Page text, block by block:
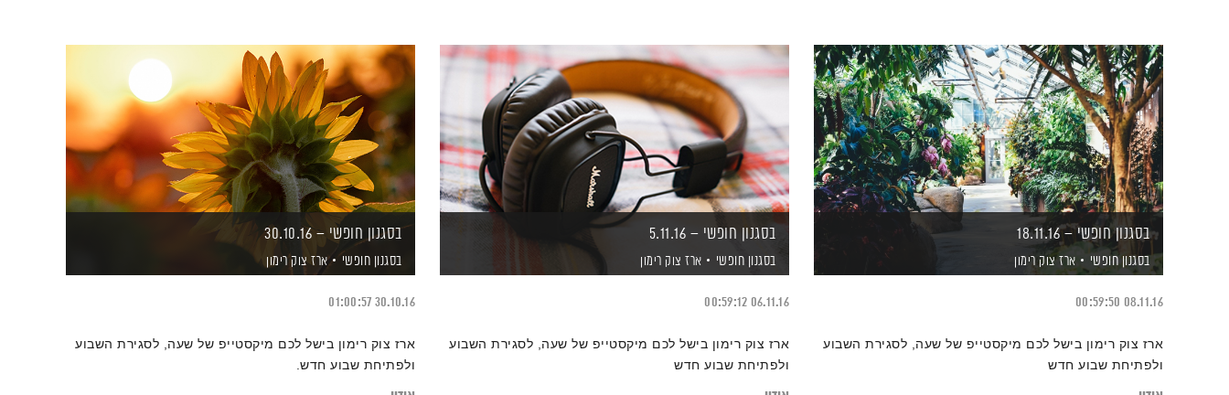
בסגנון חופשי – 18.11.16
בסגנון חופשי ארז צוק רימון
08.11.16
00:59:50
ארז צוק רימון בישל לכם מיקסטייפ של שעה, לסגירת השבוע
ולפתיחת שבוע חדש
בסגנון חופשי – 5.11.16
בסגנון חופשי ארז צוק רימון
06.11.16
00:59:12
ארז צוק רימון בישל לכם מיקסטייפ של שעה, לסגירת השבוע
ולפתיחת שבוע חדש
בסגנון חופשי – 30.10.16
בסגנון חופשי ארז צוק רימון
30.10.16
01:00:57
ארז צוק רימון בישל לכם מיקסטייפ של שעה, לסגירת השבוע
ולפתיחת שבוע חדש.